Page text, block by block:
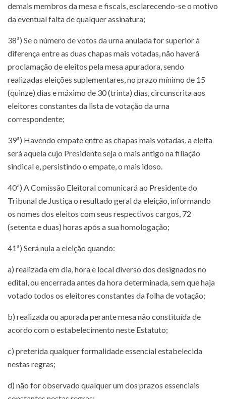
demais membros da mesa e fiscais, esclarecendo-se o motivo
da eventual falta de qualquer assinatura;
38ª) Se o número de votos da urna anulada for superior à
diferença entre as duas chapas mais votadas, não haverá
proclamação de eleitos pela mesa apuradora, sendo
realizadas eleições suplementares, no prazo mínimo de 15
(quinze) dias e máximo de 30 (trinta) dias, circunscrita aos
eleitores constantes da lista de votação da urna
correspondente;
39ª) Havendo empate entre as chapas mais votadas, a eleita
será aquela cujo Presidente seja o mais antigo na filiação
sindical e, persistindo o empate, o mais idoso.
40ª) A Comissão Eleitoral comunicará ao Presidente do
Tribunal de Justiça o resultado geral da eleição, informando
os nomes dos eleitos com seus respectivos cargos, 72
(setenta e duas) horas após a sua homologação;
41ª) Será nula a eleição quando:
a) realizada em dia, hora e local diverso dos designados no
edital, ou encerrada antes da hora determinada, sem que haja
votado todos os eleitores constantes da folha de votação;
b) realizada ou apurada perante mesa não constituída de
acordo com o estabelecimento neste Estatuto;
c) preterida qualquer formalidade essencial estabelecida
nestas regras;
d) não for observado qualquer um dos prazos essenciais